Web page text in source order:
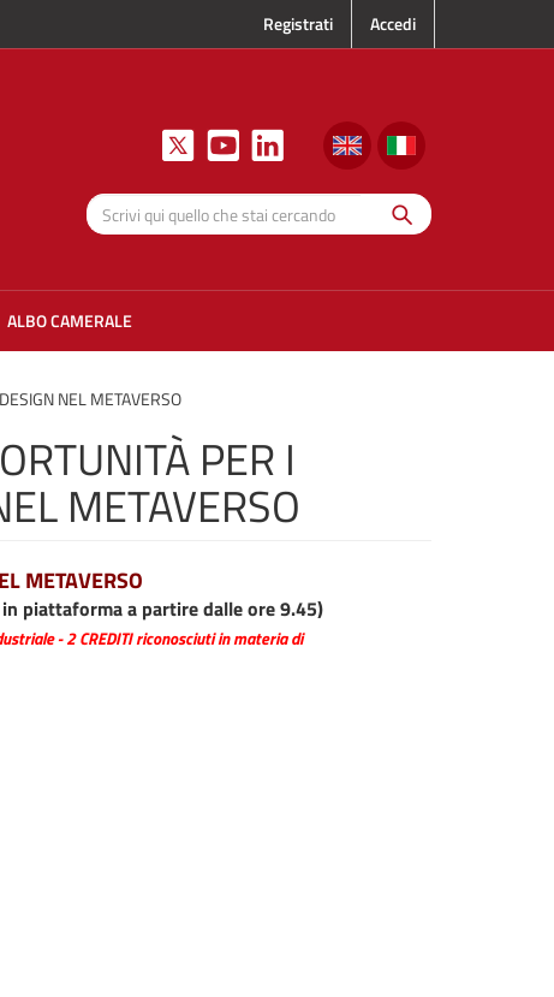
Registrati Accedi
stai
Cerca
ALBO CAMERALE
NEL METAVERSO
PER I
METAVERSO
METAVERSO
piattaforma a partire dalle ore 9.45)
- 2 CREDITI riconosciuti in materia di